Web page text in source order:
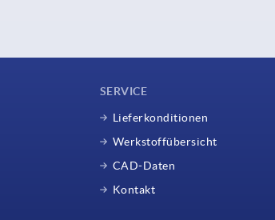
SERVICE
Lieferkonditionen
Werkstoffübersicht
CAD-Daten
Kontakt